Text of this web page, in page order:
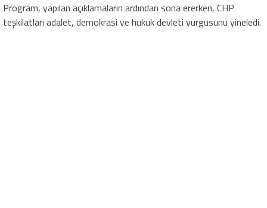
Program, yapılan açıklamaların ardından sona ererken, CHP
teşkilatları adalet, demokrasi ve hukuk devleti vurgusunu yineledi.